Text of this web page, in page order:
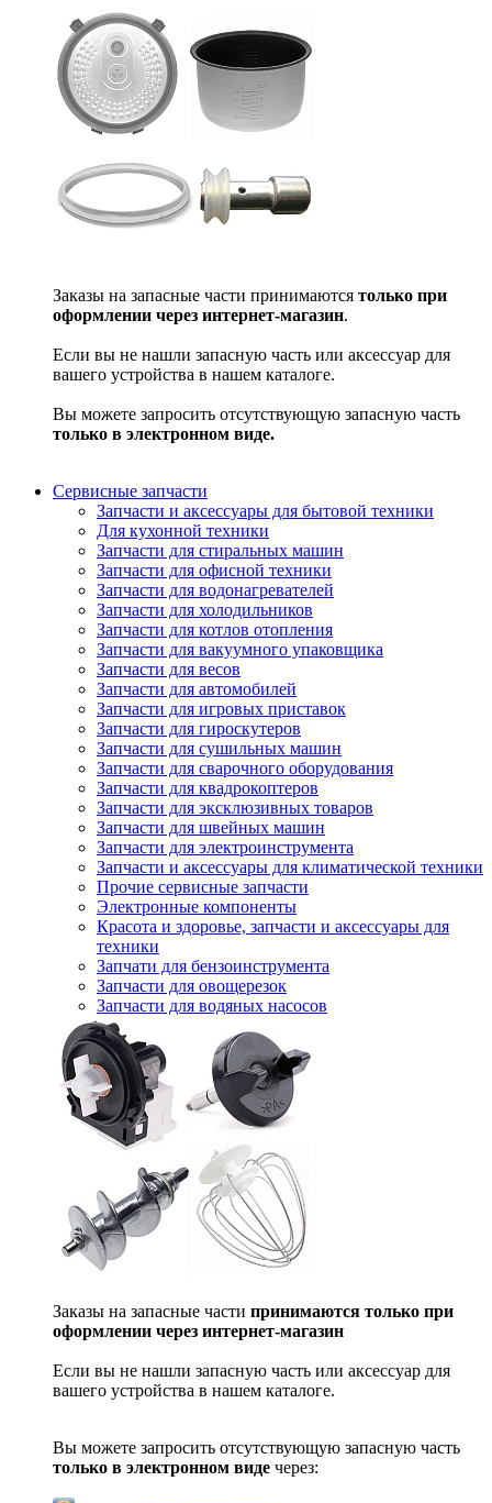
Заказы на запасные части принимаются только при
оформлении через интернет-магазин.
Если вы не нашли запасную часть или аксессуар для
вашего устройства в нашем каталоге.
Вы можете запросить отсутствующую запасную часть
только в электронном виде.
Сервисные запчасти
Запчасти и аксессуары для бытовой техники
Для кухонной техники
Запчасти для стиральных машин
Запчасти для офисной техники
Запчасти для водонагревателей
Запчасти для холодильников
Запчасти для котлов отопления
Запчасти для вакуумного упаковщика
Запчасти для весов
Запчасти для автомобилей
Запчасти для игровых приставок
Запчасти для гироскутеров
Запчасти для сушильных машин
Запчасти для сварочного оборудования
Запчасти для квадрокоптеров
Запчасти для эксклюзивных товаров
Запчасти для швейных машин
Запчасти для электроинструмента
Запчасти и аксессуары для климатической техники
Прочие сервисные запчасти
Электронные компоненты
Красота и здоровье, запчасти и аксессуары для
техники
Запчати для бензоинструмента
Запчасти для овощерезок
Запчасти для водяных насосов
Заказы на запасные части принимаются только при
оформлении через интернет-магазин
Если вы не нашли запасную часть или аксессуар для
вашего устройства в нашем каталоге.
Вы можете запросить отсутствующую запасную часть
только в электронном виде через: